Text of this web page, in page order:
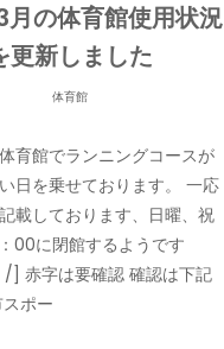
月の体育館使用状況
更新しました
体育館
育館でランニングコースが
日を乗せております。 一応
載しております、日曜、祝
00に閉館するようです
/] 赤字は要確認 確認は下記
ポー